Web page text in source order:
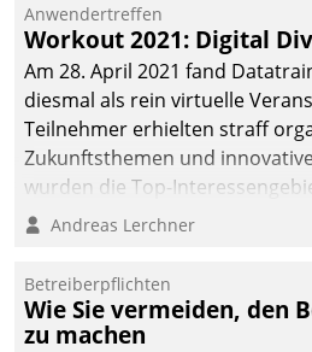
Cloud-Strategien und -
Lösungen mit hohem
Zukunftspotenzial.
Anwendertreffen
Workout 2021: Digital
Am 28. April 2021 fand
diesmal als rein virtuelle
Teilnehmer erhielten straff
Zukunftsthemen und
wurden die Top-
Andreas Lerchner
Betreiberpflichten
Wie Sie vermeiden, den
zu machen